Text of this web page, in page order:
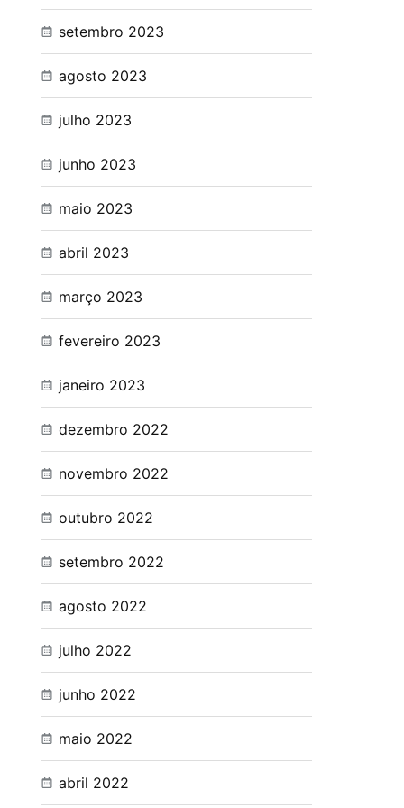
setembro 2023
agosto 2023
julho 2023
junho 2023
maio 2023
abril 2023
março 2023
fevereiro 2023
janeiro 2023
dezembro 2022
novembro 2022
outubro 2022
setembro 2022
agosto 2022
julho 2022
junho 2022
maio 2022
abril 2022